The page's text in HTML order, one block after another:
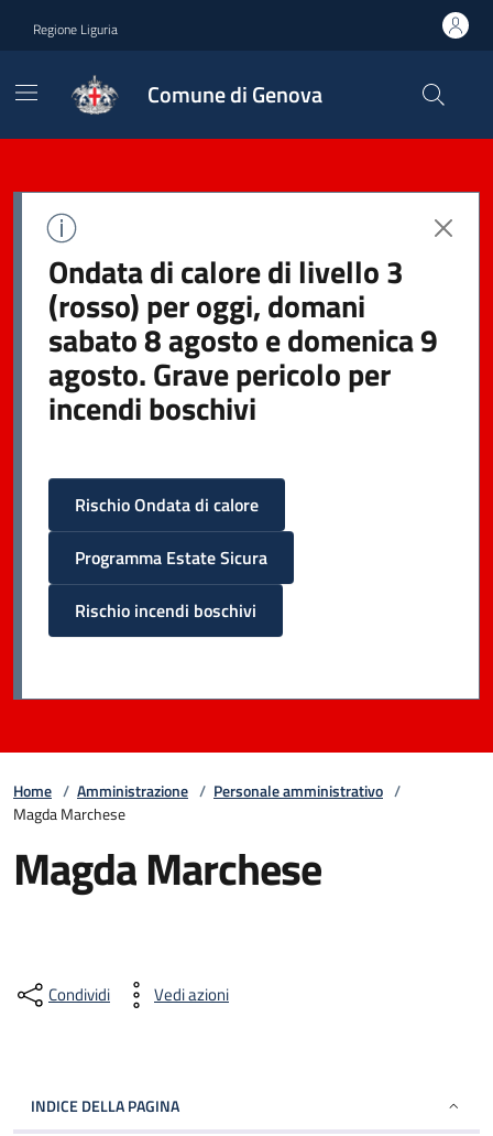
Regione Liguria
Comune di Genova
Ondata di calore di livello 3
(rosso) per oggi, domani
sabato 8 agosto e domenica 9
agosto. Grave pericolo per
incendi boschivi
Rischio Ondata di calore
Programma Estate Sicura
Rischio incendi boschivi
Home / Amministrazione / Personale amministrativo /
Magda Marchese
Magda Marchese
Condividi Vedi azioni
INDICE DELLA PAGINA